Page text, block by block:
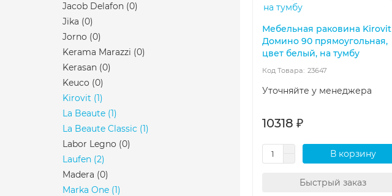
Jacob Delafon (0)
Jika (0)
Jorno (0)
Kerama Marazzi (0)
Kerasan (0)
Keuco (0)
Kirovit (1)
La Beaute (1)
La Beaute Classic (1)
Labor Legno (0)
Laufen (2)
Madera (0)
Marka One (1)
Мебельная раковина Kirovit
Домино 90 прямоугольная,
цвет белый, на тумбу
23647
Уточняйте у менеджера
10318 ₽
В корзину
Быстрый заказ